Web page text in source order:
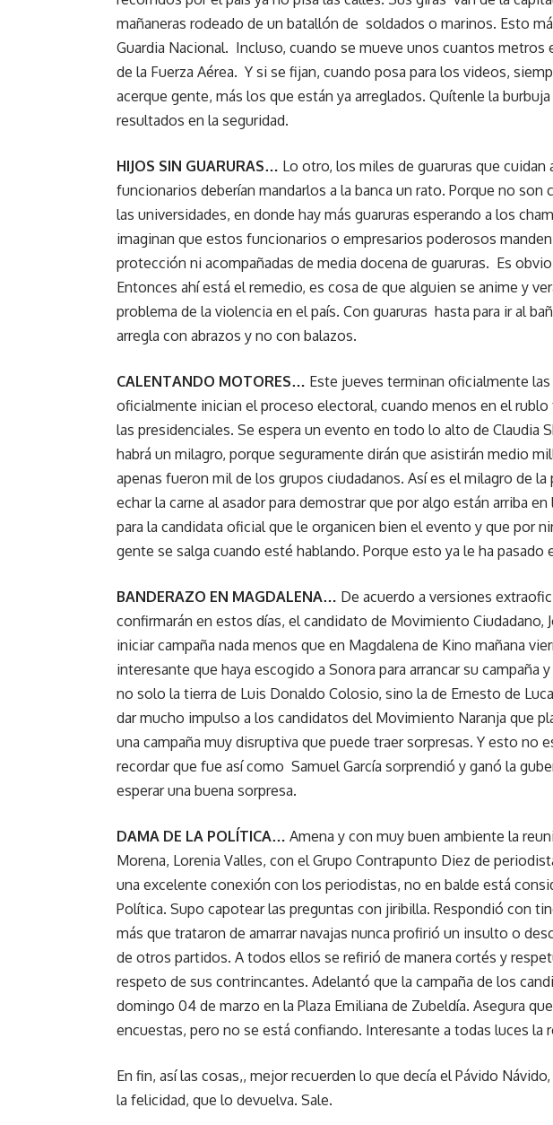
mañaneras rodeado de un batallón de soldados o marinos. Esto
Guardia Nacional. Incluso, cuando se mueve unos cuantos
de la Fuerza Aérea. Y si se fijan, cuando posa para los videos,
acerque gente, más los que están ya arreglados. Quítenle la
resultados en la seguridad.
HIJOS SIN GUARURAS… Lo otro, los miles de guaruras que
funcionarios deberían mandarlos a la banca un rato. Porque no
las universidades, en donde hay más guaruras esperando a los
imaginan que estos funcionarios o empresarios poderosos
protección ni acompañadas de media docena de guaruras. Es
Entonces ahí está el remedio, es cosa de que alguien se anime y
problema de la violencia en el país. Con guaruras hasta para ir al
arregla con abrazos y no con balazos.
CALENTANDO MOTORES… Este jueves terminan oficialmente
oficialmente inician el proceso electoral, cuando menos en el
las presidenciales. Se espera un evento en todo lo alto de Claudia
habrá un milagro, porque seguramente dirán que asistirán medio
apenas fueron mil de los grupos ciudadanos. Así es el milagro de
echar la carne al asador para demostrar que por algo están arriba
para la candidata oficial que le organicen bien el evento y que por
gente se salga cuando esté hablando. Porque esto ya le ha pasado
BANDERAZO EN MAGDALENA… De acuerdo a versiones
confirmarán en estos días, el candidato de Movimiento Ciudadano,
iniciar campaña nada menos que en Magdalena de Kino mañana
interesante que haya escogido a Sonora para arrancar su campaña
no solo la tierra de Luis Donaldo Colosio, sino la de Ernesto de
dar mucho impulso a los candidatos del Movimiento Naranja que
una campaña muy disruptiva que puede traer sorpresas. Y esto no
recordar que fue así como Samuel García sorprendió y ganó la
esperar una buena sorpresa.
DAMA DE LA POLÍTICA… Amena y con muy buen ambiente la
Morena, Lorenia Valles, con el Grupo Contrapunto Diez de
una excelente conexión con los periodistas, no en balde está
Política. Supo capotear las preguntas con jiribilla. Respondió con
más que trataron de amarrar navajas nunca profirió un insulto o
de otros partidos. A todos ellos se refirió de manera cortés y
respeto de sus contrincantes. Adelantó que la campaña de los
domingo 04 de marzo en la Plaza Emiliana de Zubeldía. Asegura
encuestas, pero no se está confiando. Interesante a todas luces la
En fin, así las cosas,, mejor recuerden lo que decía el Pávido
la felicidad, que lo devuelva. Sale.